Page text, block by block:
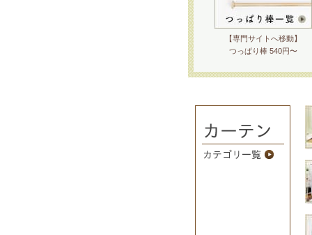
【専門サイトへ移動】
つっぱり棒 540円〜